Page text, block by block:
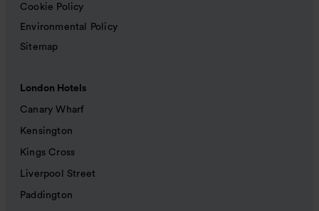
Cookie Policy
Environmental Policy
Sitemap
London Hotels
Canary Wharf
Kensington
Kings Cross
Liverpool Street
Paddington